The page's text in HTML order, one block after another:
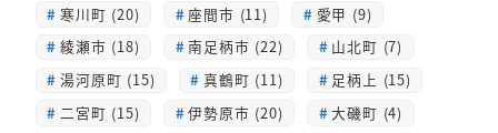
寒川町 (20)
座間市 (11)
愛甲 (9)
綾瀬市 (18)
南足柄市 (22)
山北町 (7)
湯河原町 (15)
真鶴町 (11)
足柄上 (15)
二宮町 (15)
伊勢原市 (20)
大磯町 (4)